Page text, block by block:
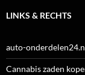
LINKS & RECHTS
auto-
Cannabis zaden